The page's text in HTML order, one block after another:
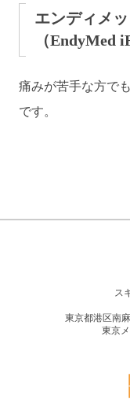
エンディメ
（EndyMed
痛みが苦手な方で
です。
ス
東京都港区南
東京